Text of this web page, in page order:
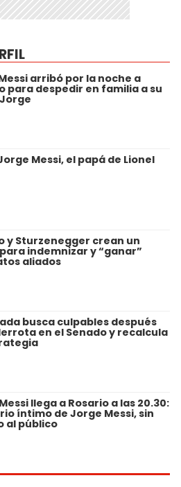
arribó por la noche a
para despedir en familia a su
Messi, el papá de Lionel
y Sturzenegger crean un
indemnizar y “ganar”
aliados
busca culpables después
en el Senado y recalcula
llega a Rosario a las 20.30:
íntimo de Jorge Messi, sin
al público